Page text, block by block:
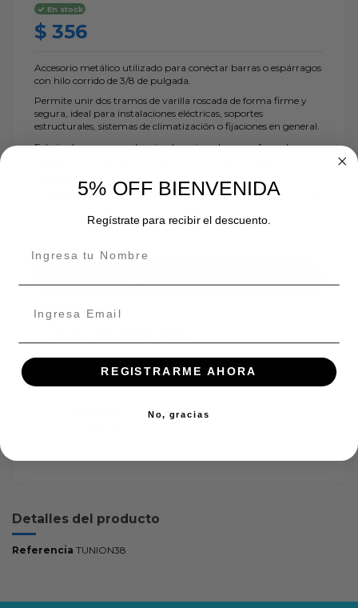
En stock
$ 356
Accesorio metálico utilizado para conectar barras o espárragos
con hilo corrido de 3/8 de pulgada.
Permite unir dos tramos de varilla roscada de forma firme y
segura, ideal para instalaciones eléctricas, soportes
estructurales, sistemas de climatización o fijaciones en general.
Fabricada en acero galvanizado o zincado para ofrecer buena
INDEPENDENCIA
Detalles del producto
Referencia TUNION38
5% OFF BIENVENIDA
Regístrate para recibir el descuento.
REGISTRARME AHORA
No, gracias